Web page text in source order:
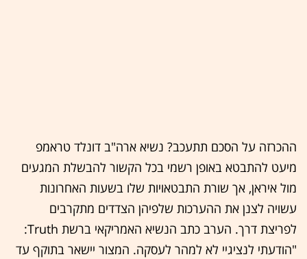
ההכרזה על הסכם תתעכב? נשיא ארה"ב דונלד טראמפ
מיעט להתבטא באופן רשמי בכל הקשור להבשלת המגעים
מול איראן, אך שורת התבטאויות שלו בשעות האחרונות
עשויה לצנן את ההערכות שלפיהן הצדדים מתקרבים
לפריצת דרך. הערב כתב הנשיא האמריקאי ברשת Truth:
"הודעתי לנציגיי לא למהר לעסקה. המצור יישאר בתוקף עד